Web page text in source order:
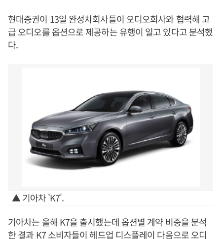
현대증권이 13일 완성차회사들이 오디오회사와 협력해 고
급 오디오를 옵션으로 제공하는 유행이 일고 있다고 분석했
다.
▲ 기아차 'K7'.
기아차는 올해 K7을 출시했는데 옵션별 계약 비중을 분석
한 결과 K7 소비자들이 헤드업 디스플레이 다음으로 오디